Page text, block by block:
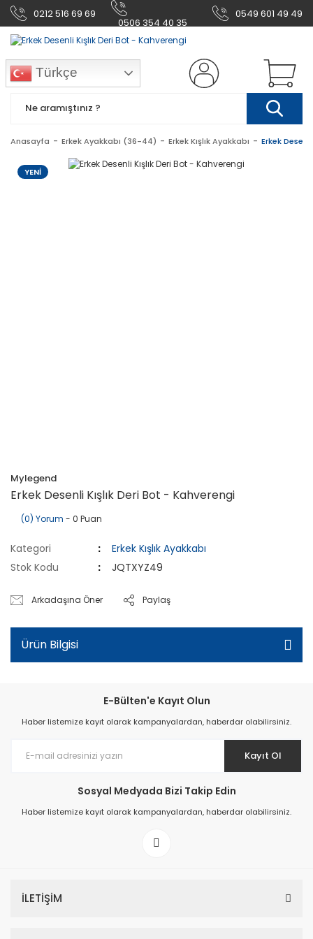
0212 516 69 69
0506 354 40 35
0549 601 49 49
Türkçe
Anasayfa Erkek Ayakkabı (36-44) Erkek Kışlık Ayakkabı Erkek
YENİ
Mylegend
Erkek Desenli Kışlık Deri Bot - Kahverengi
(0) Yorum - 0 Puan
Kategori
Erkek Kışlık Ayakkabı
Stok Kodu
JQTXYZ49
Arkadaşına Öner Paylaş
Ürün Bilgisi
E-Bülten'e Kayıt Olun
Haber listemize kayıt olarak kampanyalardan, haberdar olabilirsiniz.
Kayıt Ol
Sosyal Medyada Bizi Takip Edin
Haber listemize kayıt olarak kampanyalardan, haberdar olabilirsiniz.
İLETİŞİM